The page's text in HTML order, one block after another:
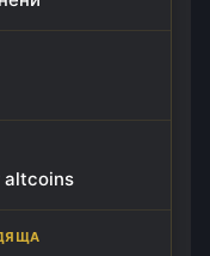
altcoins